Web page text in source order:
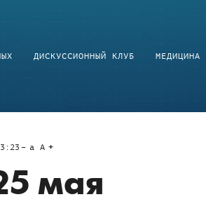
ДИСКУССИОННЫЙ КЛУБ МЕДИЦИНА
a A
мая